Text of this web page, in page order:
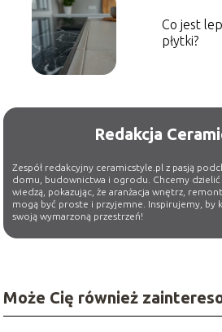
Co jest
płytki?
Redakcja
Zespół redakcyjny ceramicstyle.pl z pasją
domu, budownictwa i ogrodu. Chcemy dzielić
wiedzą, pokazując, że aranżacja wnętrz,
mogą być proste i przyjemne. Inspirujemy, by
swoją wymarzoną przestrzeń!
Może Cię również